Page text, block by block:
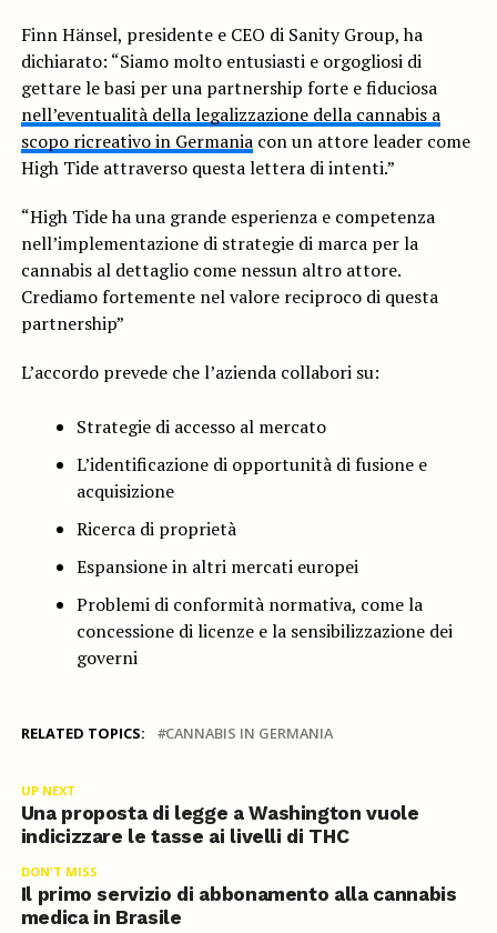
Finn Hänsel, presidente e CEO di Sanity Group, ha
dichiarato: “Siamo molto entusiasti e orgogliosi di
gettare le basi per una partnership forte e fiduciosa
nell’eventualità della legalizzazione della cannabis a
scopo ricreativo in Germaniacon un attore leader come
High Tide attraverso questa lettera di intenti.”
“High Tide ha una grande esperienza e competenza
nell’implementazione di strategie di marca per la
cannabis al dettaglio come nessun altro attore.
Crediamo fortemente nel valore reciproco di questa
partnership”
L’accordo prevede che l’azienda collabori su:
Strategie di accesso al mercato
L’identificazione di opportunità di fusione e
acquisizione
Ricerca di proprietà
Espansione in altri mercati europei
Problemi di conformità normativa, come la
concessione di licenze e la sensibilizzazione dei
governi
RELATED TOPICS: CANNABIS IN GERMANIA
UP NEXT
Una proposta di legge a Washington vuole
indicizzare le tasse ai livelli di THC
DON'T MISS
Il primo servizio di abbonamento alla cannabis
medica in Brasile